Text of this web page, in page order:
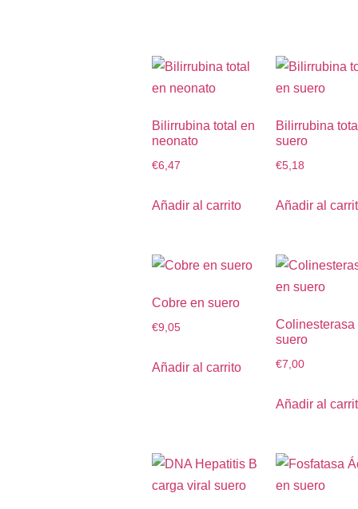
Bilirrubina total en
neonato
€6,47
Añadir al carrito
Bilirrubina
suero
€5,18
Añadir al
Cobre en suero
€9,05
Añadir al carrito
Colinesterasa
suero
€7,00
Añadir al